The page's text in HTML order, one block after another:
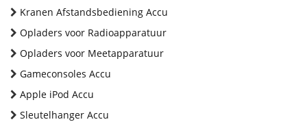
Kranen Afstandsbediening Accu
Opladers voor Radioapparatuur
Opladers voor Meetapparatuur
Gameconsoles Accu
Apple iPod Accu
Sleutelhanger Accu